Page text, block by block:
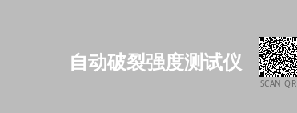
自动破裂强度测试仪
SCAN QR